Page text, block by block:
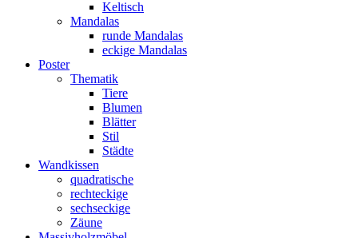
Keltisch
Mandalas
runde Mandalas
eckige Mandalas
Poster
Thematik
Tiere
Blumen
Blätter
Stil
Städte
Wandkissen
quadratische
rechteckige
sechseckige
Zäune